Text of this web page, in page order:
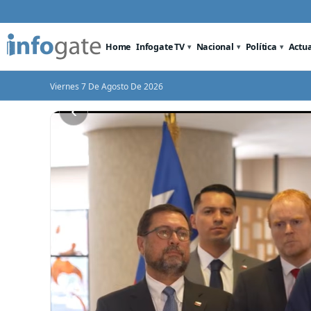
Home Infogate TV Nacional Política
Viernes 7 De Agosto De 2026
‹
Pdte Kast dice que FFAA en barrios
críticos será de colaboración y no
sustituye rol de policías en control del
Arrau insiste en que no
una ley de alzamiento del